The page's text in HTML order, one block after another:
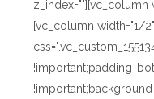
[vc_column width="1/2"
!important;padding-